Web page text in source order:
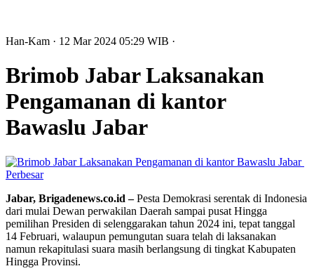
Han-Kam · 12 Mar 2024 05:29 WIB ·
Brimob Jabar Laksanakan
Pengamanan di kantor
Bawaslu Jabar
Perbesar
Jabar, Brigadenews.co.id –Pesta Demokrasi serentak di Indonesia
dari mulai Dewan perwakilan Daerah sampai pusat Hingga
pemilihan Presiden di selenggarakan tahun 2024 ini, tepat tanggal
14 Februari, walaupun pemungutan suara telah di laksanakan
namun rekapitulasi suara masih berlangsung di tingkat Kabupaten
Hingga Provinsi.